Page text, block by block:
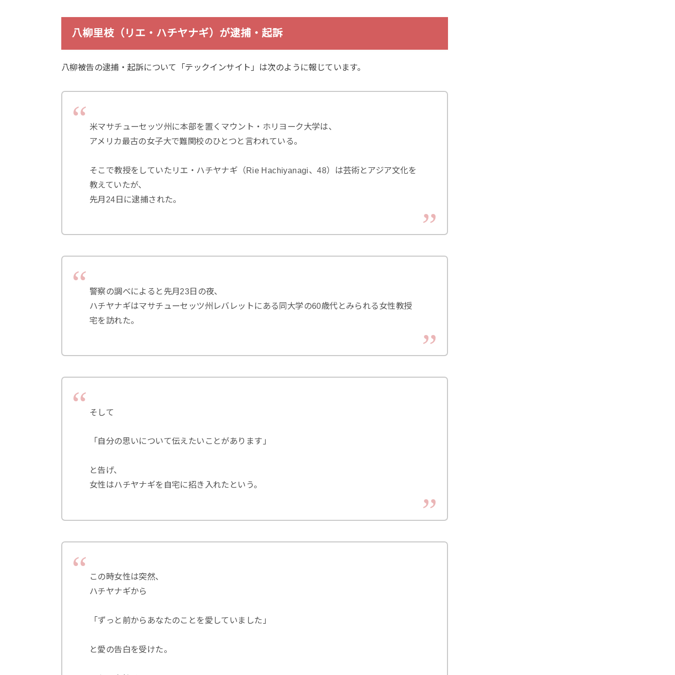
八柳里枝（リエ・ハチヤナギ）が逮捕・起訴
八柳被告の逮捕・起訴について「テックインサイト」は次のように報じています。
米マサチューセッツ州に本部を置くマウント・ホリヨーク大学は、
アメリカ最古の女子大で難関校のひとつと言われている。
そこで教授をしていたリエ・ハチヤナギ（Rie Hachiyanagi、48）は芸術とアジア文化を
教えていたが、
先月24日に逮捕された。
警察の調べによると先月23日の夜、
ハチヤナギはマサチューセッツ州レバレットにある同大学の60歳代とみられる女性教授
宅を訪れた。
そして
「自分の思いについて伝えたいことがあります」
と告げ、
女性はハチヤナギを自宅に招き入れたという。
この時女性は突然、
ハチヤナギから
「ずっと前からあなたのことを愛していました」
と愛の告白を受けた。